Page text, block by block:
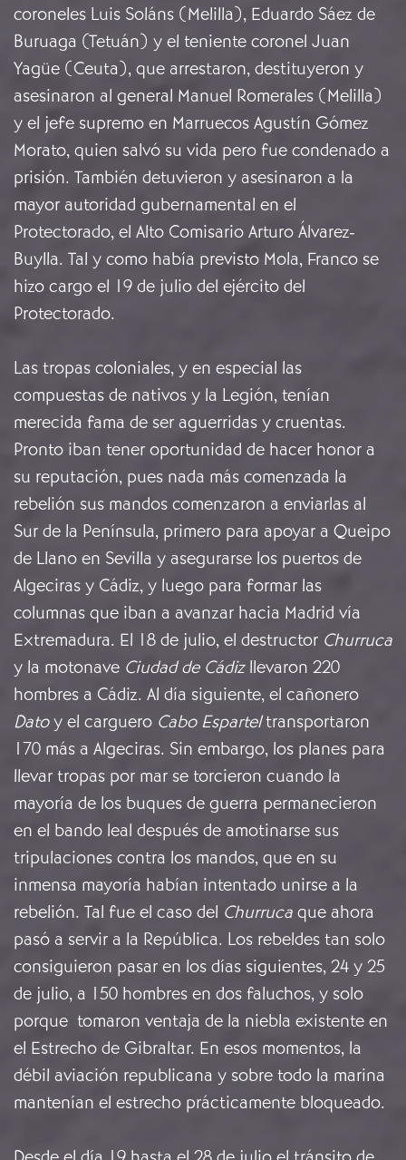
coroneles Luis Soláns (Melilla), Eduardo Sáez de
Buruaga (Tetuán) y el teniente coronel Juan
Yagüe (Ceuta), que arrestaron, destituyeron y
asesinaron al general Manuel Romerales (Melilla)
y el jefe supremo en Marruecos Agustín Gómez
Morato, quien salvó su vida pero fue condenado a
prisión. También detuvieron y asesinaron a la
mayor autoridad gubernamental en el
Protectorado, el Alto Comisario Arturo Álvarez-
Buylla. Tal y como había previsto Mola, Franco se
hizo cargo el 19 de julio del ejército del
Protectorado.
Las tropas coloniales, y en especial las
compuestas de nativos y la Legión, tenían
merecida fama de ser aguerridas y cruentas.
Pronto iban tener oportunidad de hacer honor a
su reputación, pues nada más comenzada la
rebelión sus mandos comenzaron a enviarlas al
Sur de la Península, primero para apoyar a Queipo
de Llano en Sevilla y asegurarse los puertos de
Algeciras y Cádiz, y luego para formar las
columnas que iban a avanzar hacia Madrid vía
Extremadura. El 18 de julio, el destructor Churruca
y la motonave Ciudad de Cádiz llevaron 220
hombres a Cádiz. Al día siguiente, el cañonero
Datoy el carguero Cabo Esparteltransportaron
170 más a Algeciras. Sin embargo, los planes para
llevar tropas por mar se torcieron cuando la
mayoría de los buques de guerra permanecieron
en el bando leal después de amotinarse sus
tripulaciones contra los mandos, que en su
inmensa mayoría habían intentado unirse a la
rebelión. Tal fue el caso del Churruca que ahora
pasó a servir a la República. Los rebeldes tan solo
consiguieron pasar en los días siguientes, 24 y 25
de julio, a 150 hombres en dos faluchos, y solo
porque tomaron ventaja de la niebla existente en
el Estrecho de Gibraltar. En esos momentos, la
débil aviación republicana y sobre todo la marina
mantenían el estrecho prácticamente bloqueado.